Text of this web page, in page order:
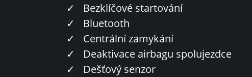
✓
Bezklíčové startování
✓
Bluetooth
✓
Centrální zamykání
✓
Deaktivace airbagu spolujezdce
✓
Dešťový senzor